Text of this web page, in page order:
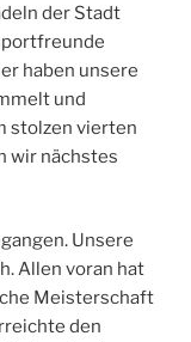
der Stadt
haben unsere
und
stolzen vierten
wir nächstes
Unsere
Allen voran hat
Meisterschaft
den